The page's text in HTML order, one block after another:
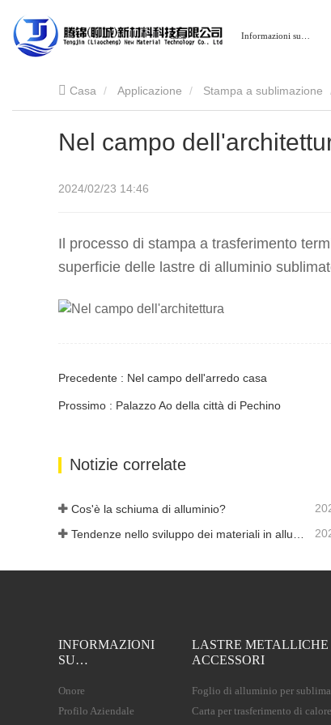
Casa Informazioni su…
Casa Applicazione Stampa a sublimazione
Nel campo
2024/02/23 14:46
Il processo di stampa a trasferimento
superficie delle lastre di alluminio
Precedente : Nel campo dell'arredo casa
Prossimo : Palazzo Ao della città di Pechino
Notizie correlate
Cos'è la schiuma di alluminio?
Tendenze nello sviluppo dei materiali in alluminio
INFORMAZIONI
SU…
Onore
Profilo Aziendale
LASTRE METALLICHE
ACCESSORI
Foglio di alluminio per
Carta per trasferimento di calore